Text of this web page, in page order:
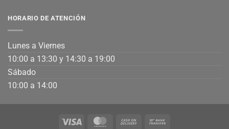
HORARIO DE ATENCIÓN
Lunes a Viernes
10:00 a 13:30 y 14:30 a 19:00
Sábado
10:00 a 14:00